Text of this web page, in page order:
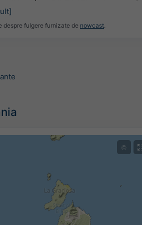
despre fulgere furnizate de nowcast.
©